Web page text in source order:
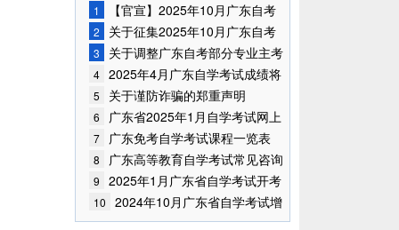
1
【官宣】2025年10月广东自考
报名时间通知
2
关于征集2025年10月广东自考
增加开考停考专业部分课程意向的
通告
3
关于调整广东自考部分专业主考
学校的通知
4 2025年4月广东自学考试成绩将
于5月9日公布
5 关于谨防诈骗的郑重声明
6
广东省2025年1月自学考试网上
报名报考须知
7 广东免考自学考试课程一览表
8
广东高等教育自学考试常见咨询
问题
9
2025年1月广东省自学考试开考
课程考试时间安排和使用教材的通
知
10
2024年10月广东省自学考试增
加一门开考课程的通告